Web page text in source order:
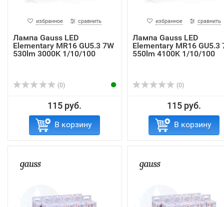
избранное сравнить
Лампа Gauss LED
Elementary MR16 GU5.3 7W
530lm 3000K 1/10/100
(0)
115 руб.
В корзину
избранное сравнить
Лампа Gauss LED
Elementary MR16 GU5.3
550lm 4100K 1/10/100
(0)
115 руб.
В корзину